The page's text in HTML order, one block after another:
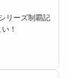
リーズ制覇記
！